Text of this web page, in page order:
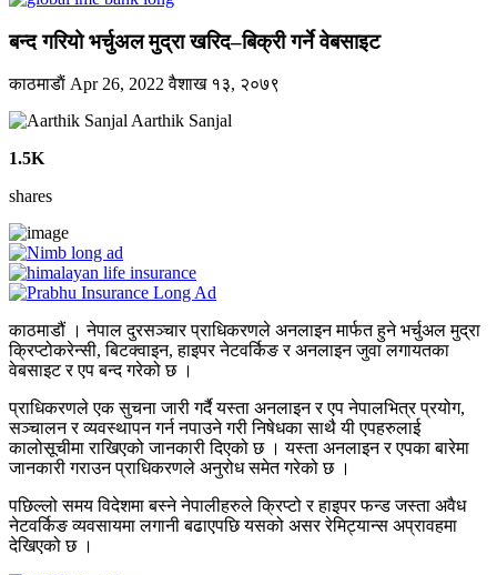
बन्द गरियो भर्चुअल मुद्रा खरिद–बिक्री गर्ने वेबसाइट
काठमाडाैं Apr 26, 2022वैशाख १३, २०७९
Aarthik Sanjal
1.5K
shares
काठमाडौं । नेपाल दुरसञ्चार प्राधिकरणले अनलाइन मार्फत हुने भर्चुअल मुद्रा
क्रिप्टोकरेन्सी, बिटक्वाइन, हाइपर नेटवर्किङ र अनलाइन जुवा लगायतका
वेबसाइट र एप बन्द गरेको छ ।
प्राधिकरणले एक सुचना जारी गर्दै यस्ता अनलाइन र एप नेपालभित्र प्रयोग,
सञ्चालन र व्यवस्थापन गर्न नपाउने गरी निषेधका साथै यी एपहरुलाई
कालोसूचीमा राखिएको जानकारी दिएको छ । यस्ता अनलाइन र एपका बारेमा
जानकारी गराउन प्राधिकरणले अनुरोध समेत गरेको छ ।
पछिल्लो समय विदेशमा बस्ने नेपालीहरुले क्रिप्टो र हाइपर फन्ड जस्ता अवैध
नेटवर्किङ व्यवसायमा लगानी बढाएपछि यसको असर रेमिट्यान्स अप्रावहमा
देखिएको छ ।